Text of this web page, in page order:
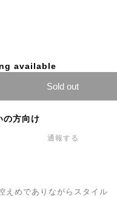
available
Sold out
の方向け
通報する
えめでありながらスタイル